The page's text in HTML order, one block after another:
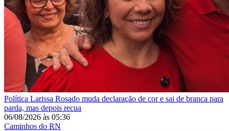
Política Larissa Rosado muda declaração de cor e sai de branca para
parda, mas depois recua
06/08/2026 às 05:36
Caminhos do RN